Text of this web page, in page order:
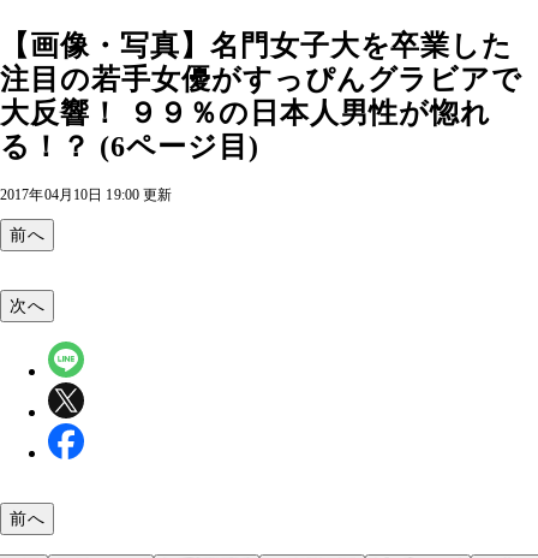
【画像・写真】名門女子大を卒業した
注目の若手女優がすっぴんグラビアで
大反響！ ９９％の日本人男性が惚れ
る！？ (6ページ目)
2017年04月10日 19:00 更新
前へ
次へ
前へ